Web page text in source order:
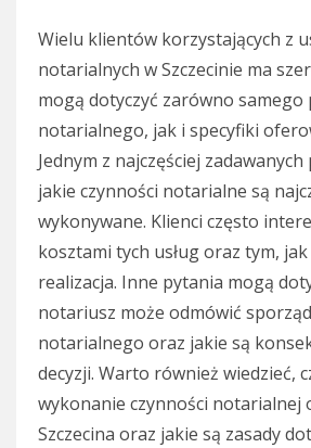
Wielu klientów korzystających z
notarialnych w Szczecinie ma
mogą dotyczyć zarówno samego
notarialnego, jak i specyfiki
Jednym z najczęściej
jakie czynności notarialne są
wykonywane. Klienci często
kosztami tych usług oraz tym,
realizacja. Inne pytania mogą
notariusz może odmówić
notarialnego oraz jakie są
decyzji. Warto również wiedzieć,
wykonanie czynności notarialnej
Szczecina oraz jakie są zasady